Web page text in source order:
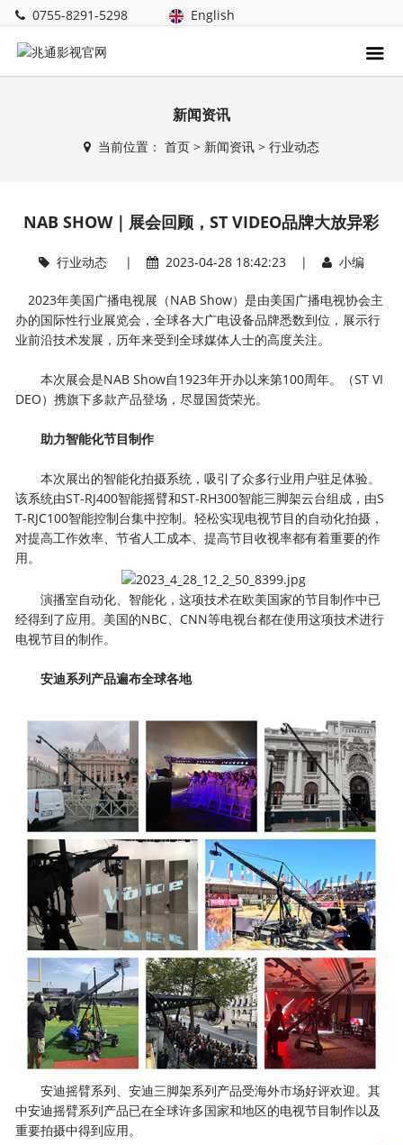
0755-8291-5298 English
新闻资讯
当前位置： 首页> 新闻资讯> 行业动态
NAB SHOW｜展会回顾，ST VIDEO品牌大放异彩
行业动态| 2023-04-28 18:42:23 | 小编
2023年美国广播电视展（NAB Show）是由美国广播电视协会主
办的国际性行业展览会，全球各大广电设备品牌悉数到位，展示行
业前沿技术发展，历年来受到全球媒体人士的高度关注。
本次展会是NAB Show自1923年开办以来第100周年。（ST VI
DEO）携旗下多款产品登场，尽显国货荣光。
助力智能化节目制作
本次展出的智能化拍摄系统，吸引了众多行业用户驻足体验。
该系统由ST-RJ400智能摇臂和ST-RH300智能三脚架云台组成，由S
T-RJC100智能控制台集中控制。轻松实现电视节目的自动化拍摄，
对提高工作效率、节省人工成本、提高节目收视率都有着重要的作
用。
演播室自动化、智能化，这项技术在欧美国家的节目制作中已
经得到了应用。美国的NBC、CNN等电视台都在使用这项技术进行
电视节目的制作。
安迪系列产品遍布全球各地
安迪摇臂系列、安迪三脚架系列产品受海外市场好评欢迎。其
中安迪摇臂系列产品已在全球许多国家和地区的电视节目制作以及
重要拍摄中得到应用。